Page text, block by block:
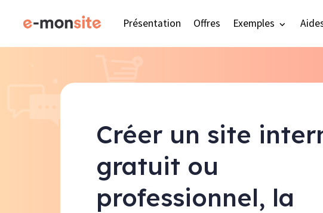
Présentation Offres Exemples
Créer un site
gratuit ou
professionnel, la